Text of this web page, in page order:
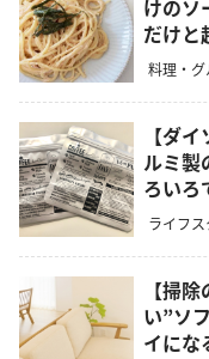
けのソ
だけと
料理・グ
【ダ
ルミ製
ろいろ
ライフ
【掃
い”ソ
イにな